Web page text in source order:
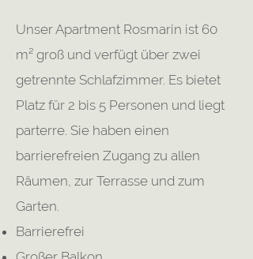
Unser Apartment Rosmarin ist 60
m² groß und verfügt über zwei
getrennte Schlafzimmer. Es bietet
Platz für 2 bis 5 Personen und liegt
parterre. Sie haben einen
barrierefreien Zugang zu allen
Räumen, zur Terrasse und zum
Garten.
Barrierefrei